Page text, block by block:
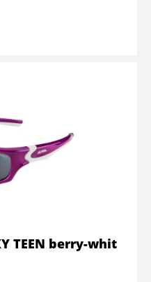
TEEN berry-whit